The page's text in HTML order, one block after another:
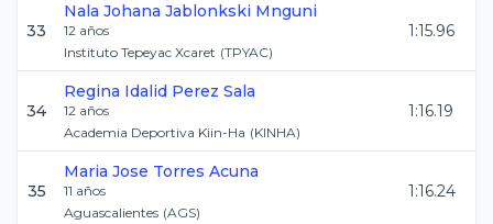
33
Nala Johana Jablonkski Mnguni
12 años
Instituto Tepeyac Xcaret (TPYAC)
1:15.96
34
Regina Idalid Perez Sala
12 años
Academia Deportiva Kiin-Ha (KINHA)
1:16.19
35
Maria Jose Torres Acuna
11 años
Aguascalientes (AGS)
1:16.24